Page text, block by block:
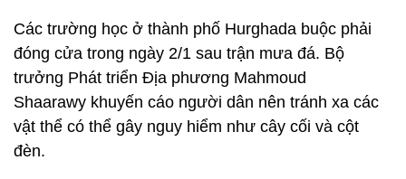
Các trường học ở thành phố Hurghada buộc phải
đóng cửa trong ngày 2/1 sau trận mưa đá. Bộ
trưởng Phát triển Địa phương Mahmoud
Shaarawy khuyến cáo người dân nên tránh xa các
vật thể có thể gây nguy hiểm như cây cối và cột
đèn.